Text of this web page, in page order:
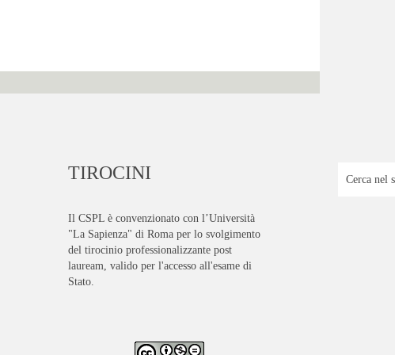
TIROCINI
Il CSPL è convenzionato con l’Università
"La Sapienza" di Roma per lo svolgimento
del tirocinio professionalizzante post
lauream, valido per l'accesso all'esame di
Stato.